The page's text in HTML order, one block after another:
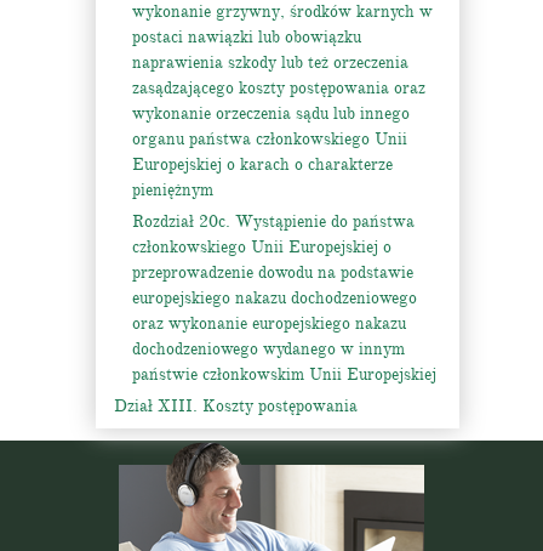
wykonanie grzywny, środków karnych w
postaci nawiązki lub obowiązku
naprawienia szkody lub też orzeczenia
zasądzającego koszty postępowania oraz
wykonanie orzeczenia sądu lub innego
organu państwa członkowskiego Unii
Europejskiej o karach o charakterze
pieniężnym
Rozdział 20c. Wystąpienie do państwa
członkowskiego Unii Europejskiej o
przeprowadzenie dowodu na podstawie
europejskiego nakazu dochodzeniowego
oraz wykonanie europejskiego nakazu
dochodzeniowego wydanego w innym
państwie członkowskim Unii Europejskiej
Dział XIII. Koszty postępowania